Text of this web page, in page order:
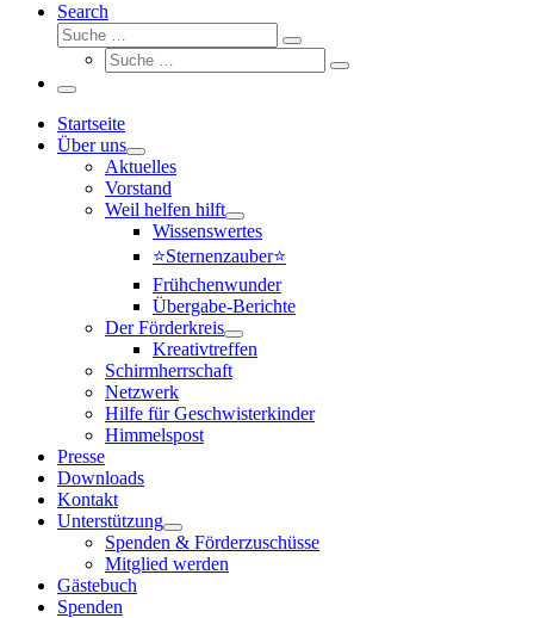
Search
Suche
Suche
Suche
Suche
Menü
Startseite
Über uns
Aktuelles
Vorstand
Weil helfen hilft
Wissenswertes
⭐Sternenzauber⭐
Frühchenwunder
Übergabe-Berichte
Der Förderkreis
Kreativtreffen
Schirmherrschaft
Netzwerk
Hilfe für Geschwisterkinder
Himmelspost
Presse
Downloads
Kontakt
Unterstützung
Spenden & Förderzuschüsse
Mitglied werden
Gästebuch
Spenden